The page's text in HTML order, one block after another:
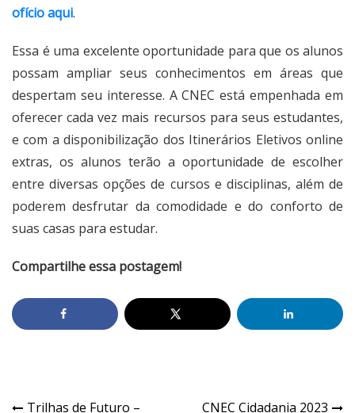
ofício aqui.
Essa é uma excelente oportunidade para que os alunos
possam ampliar seus conhecimentos em áreas que
despertam seu interesse. A CNEC está empenhada em
oferecer cada vez mais recursos para seus estudantes,
e com a disponibilização dos Itinerários Eletivos online
extras, os alunos terão a oportunidade de escolher
entre diversas opções de cursos e disciplinas, além de
poderem desfrutar da comodidade e do conforto de
suas casas para estudar.
Compartilhe essa postagem!
Trilhas de Futuro – CNEC Cidadania 2023